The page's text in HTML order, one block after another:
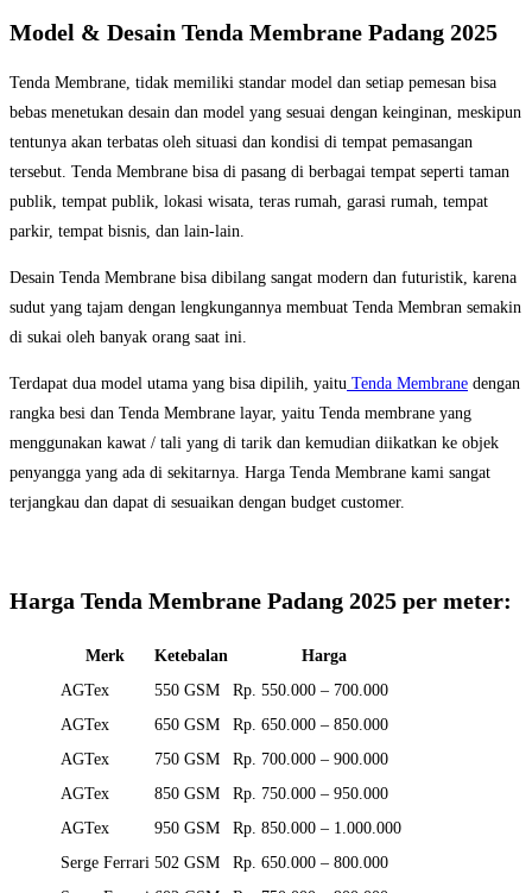
Model & Desain Tenda Membrane Padang 2025
Tenda Membrane, tidak memiliki standar model dan setiap pemesan bisa
bebas menetukan desain dan model yang sesuai dengan keinginan, meskipun
tentunya akan terbatas oleh situasi dan kondisi di tempat pemasangan
tersebut. Tenda Membrane bisa di pasang di berbagai tempat seperti taman
publik, tempat publik, lokasi wisata, teras rumah, garasi rumah, tempat
parkir, tempat bisnis, dan lain-lain.
Desain Tenda Membrane bisa dibilang sangat modern dan futuristik, karena
sudut yang tajam dengan lengkungannya membuat Tenda Membran semakin
di sukai oleh banyak orang saat ini.
Terdapat dua model utama yang bisa dipilih, yaitu Tenda Membrane dengan
rangka besi dan Tenda Membrane layar, yaitu Tenda membrane yang
menggunakan kawat / tali yang di tarik dan kemudian diikatkan ke objek
penyangga yang ada di sekitarnya. Harga Tenda Membrane kami sangat
terjangkau dan dapat di sesuaikan dengan budget customer.
Harga Tenda Membrane Padang 2025 per meter:
Merk Ketebalan
Harga
AGTex
550 GSM
Rp. 550.000 – 700.000
AGTex
650 GSM
Rp. 650.000 – 850.000
AGTex
750 GSM
Rp. 700.000 – 900.000
AGTex
850 GSM
Rp. 750.000 – 950.000
AGTex
950 GSM
Rp. 850.000 – 1.000.000
Serge Ferrari 502 GSM
Rp. 650.000 – 800.000